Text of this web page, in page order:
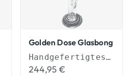
Golden Dose Glasbong
Handgefertigtes 55cm Bong-Set (NS 19)
244,95€